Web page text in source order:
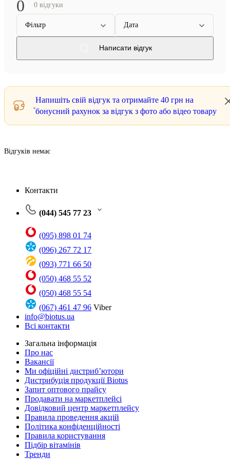
0 0 відгуки
Фільтр Дата
Написати відгук
Напишіть свій відгук та отримайте 40 грн на
бонусний рахунок за відгук з фото або відео товару
Відгуків немає
Контакти
(044) 545 77 23
(095) 898 01 74
(096) 267 72 17
(093) 771 66 50
(050) 468 55 52
(050) 468 55 54
(067) 461 47 96 Viber
info@biotus.ua
Всі контакти
Загальна інформація
Про нас
Вакансії
Ми офіційні дистриб’ютори
Дистрибуція продукції Biotus
Запит оптового прайсу
Продавати на маркетплейсі
Довідковий центр маркетплейсу
Правила проведення акцій
Політика конфіденційності
Правила користування
Підбір вітамінів
Тренди